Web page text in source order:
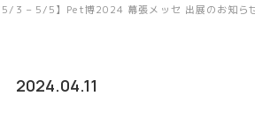
商品一覧
よくあるご質問
5/3 – 5/5】Pet博2024 幕張メッセ 出展のお知ら
2024.04.11